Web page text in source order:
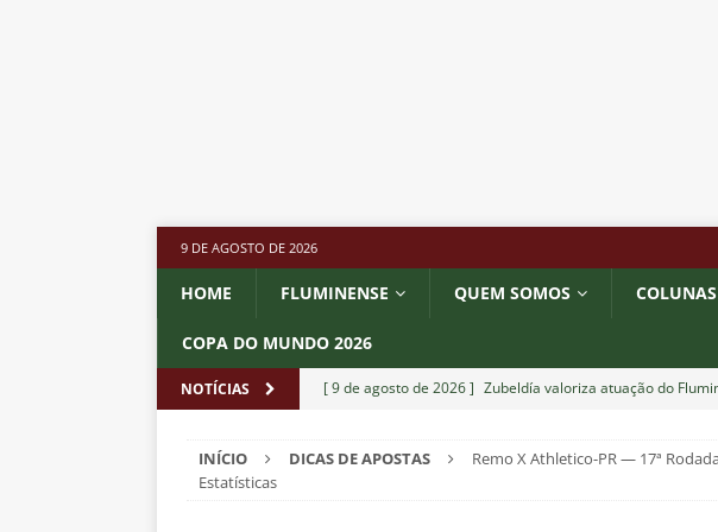
9 DE AGOSTO DE 2026
HOME FLUMINENSE QUEM SOMOS COLUNAS
COPA DO MUNDO 2026
NOTÍCIAS [ 9 de agosto de 2026 ] Zubeldía valoriza atuação do
[ 8 de agosto de 2026 ] Ganso completa 13 jogos pelo
INÍCIO DICAS DE APOSTAS
Remo X Athletico-PR — 17ª
Estatísticas